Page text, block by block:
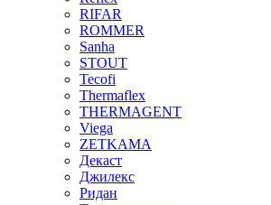
RIFAR
ROMMER
Sanha
STOUT
Tecofi
Thermaflex
THERMAGENT
Viega
ZETKAMA
Декаст
Джилекс
Ридан